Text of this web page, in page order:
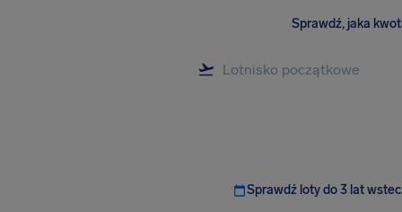
Sprawdź, jaka
Sprawdź loty do 3 lat